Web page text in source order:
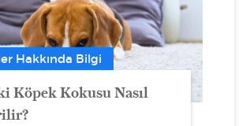
Hakkında Bilgi
Köpek Kokusu Nasıl